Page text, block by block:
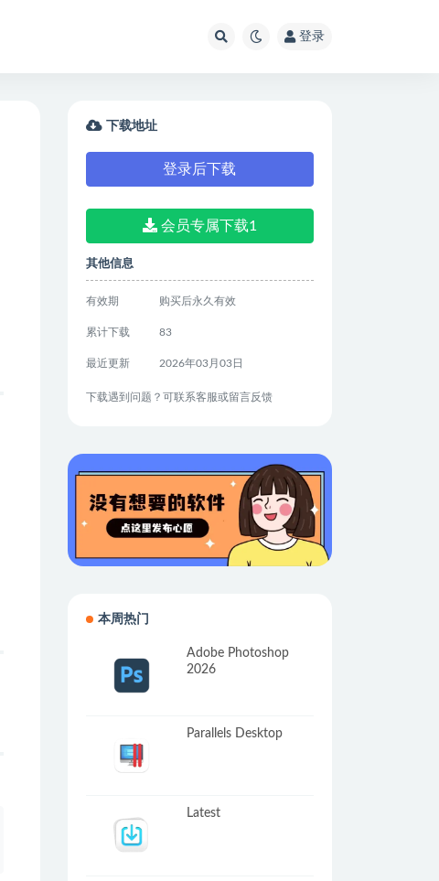
登录
下载地址
登录后下载
会员专属下载1
其他信息
有效期 购买后永久有效
累计下载 83
最近更新 2026年03月03日
下载遇到问题？可联系客服或留言反馈
本周热门
Adobe Photoshop
2026
Parallels Desktop
Latest